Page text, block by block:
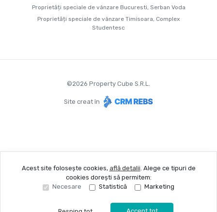
Proprietăți speciale de vânzare Bucuresti, Serban Voda
Proprietăți speciale de vânzare Timisoara, Complex
Studentesc
©2026 Property Cube S.R.L.
Site creat în
Acest site folosește cookies, află detalii. Alege ce tipuri de
cookies dorești să permitem:
Necesare
Statistică Marketing